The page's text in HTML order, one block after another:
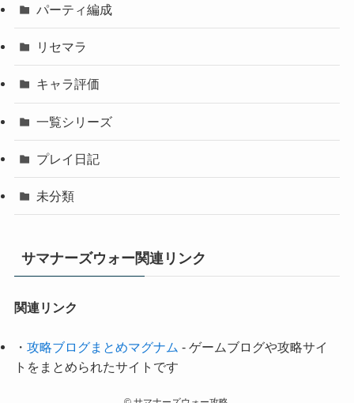
パーティ編成
リセマラ
キャラ評価
一覧シリーズ
プレイ日記
未分類
サマナーズウォー関連リンク
関連リンク
・ 攻略ブログまとめマグナム - ゲームブログや攻略サイ
トをまとめられたサイトです